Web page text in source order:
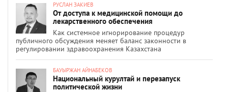
РУСЛАН ЗАКИЕВ
От доступа к медицинской помощи до
лекарственного обеспечения
Как системное игнорирование процедур
публичного обсуждения меняет баланс законности в
регулировании здравоохранения Казахстана
БАУЫРЖАН АЙНАБЕКОВ
Национальный курултай и перезапуск
политической жизни